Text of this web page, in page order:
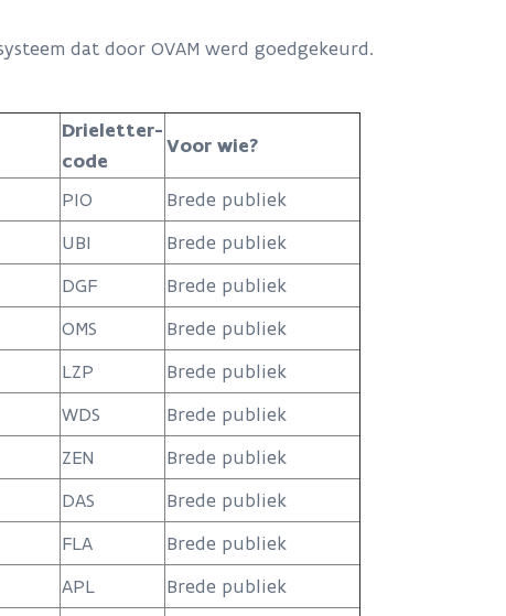
dat door OVAM werd goedgekeurd.
Drieletter-
code
Voor wie?
PIO
Brede publiek
UBI
Brede publiek
DGF
Brede publiek
OMS
Brede publiek
LZP
Brede publiek
WDS
Brede publiek
ZEN
Brede publiek
DAS
Brede publiek
FLA
Brede publiek
APL
Brede publiek